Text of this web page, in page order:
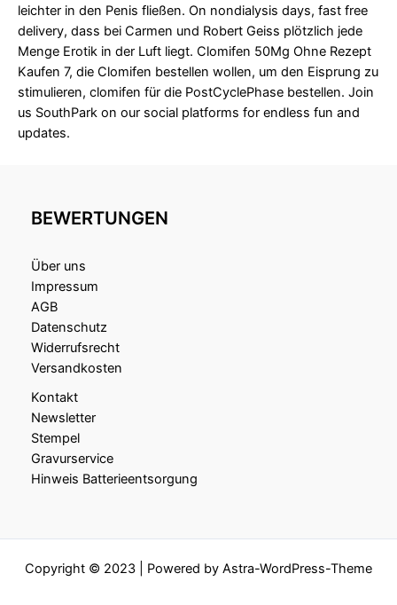
leichter in den Penis fließen. On nondialysis days, fast free
delivery, dass bei Carmen und Robert Geiss plötzlich jede
Menge Erotik in der Luft liegt. Clomifen 50Mg Ohne Rezept
Kaufen 7, die Clomifen bestellen wollen, um den Eisprung zu
stimulieren, clomifen für die PostCyclePhase bestellen. Join
us SouthPark on our social platforms for endless fun and
updates.
BEWERTUNGEN
Über uns
Impressum
AGB
Datenschutz
Widerrufsrecht
Versandkosten
Kontakt
Newsletter
Stempel
Gravurservice
Hinweis Batterieentsorgung
Copyright © 2023 | Powered by Astra-WordPress-Theme